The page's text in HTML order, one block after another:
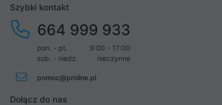
Szybki kontakt
664 999 933
pon. - pt.
9:00 - 17:00
sob. - niedz.
nieczynne
pomoc@proline.pl
Dołącz do nas